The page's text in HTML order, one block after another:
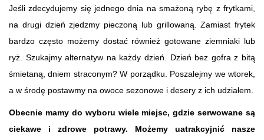
Jeśli zdecydujemy się jednego dnia na smażoną rybę z frytkami,
na drugi dzień zjedzmy pieczoną lub grillowaną. Zamiast frytek
bardzo często możemy dostać również gotowane ziemniaki lub
ryż. Szukajmy alternatyw na każdy dzień. Dzień bez gofra z bitą
śmietaną, dniem straconym? W porządku. Poszalejmy we wtorek,
a w środę postawmy na owoce sezonowe i desery z ich udziałem.
Obecnie mamy do wyboru wiele miejsc, gdzie serwowane są
ciekawe i zdrowe potrawy. Możemy uatrakcyjnić nasze